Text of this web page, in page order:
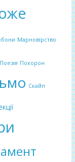
Марновірство
Поезія Похорон
Скайп